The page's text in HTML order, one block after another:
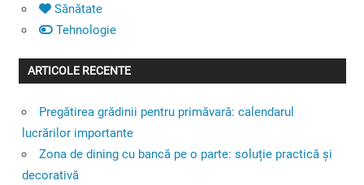
Sănătate
Tehnologie
ARTICOLE RECENTE
Pregătirea grădinii pentru primăvară: calendarul
lucrărilor importante
Zona de dining cu bancă pe o parte: soluție practică și
decorativă